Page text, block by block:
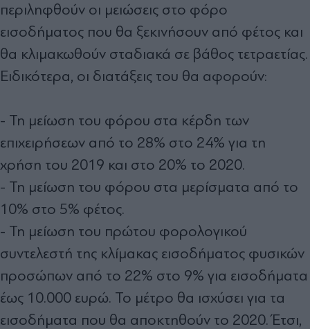
περιληφθούν οι μειώσεις στο φόρο
εισοδήματος που θα ξεκινήσουν από φέτος και
θα κλιμακωθούν σταδιακά σε βάθος τετραετίας.
Ειδικότερα, οι διατάξεις του θα αφορούν:
- Τη μείωση του φόρου στα κέρδη των
επιχειρήσεων από το 28% στο 24% για τη
χρήση του 2019 και στο 20% το 2020.
- Τη μείωση του φόρου στα μερίσματα από το
10% στο 5% φέτος.
- Τη μείωση του πρώτου φορολογικού
συντελεστή της κλίμακας εισοδήματος φυσικών
προσώπων από το 22% στο 9% για εισοδήματα
έως 10.000 ευρώ. Το μέτρο θα ισχύσει για τα
εισοδήματα που θα αποκτηθούν το 2020. Έτσι,